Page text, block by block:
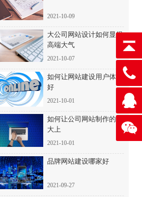
2021-10-09
大公司网站设计如何显得
高端大气
2021-10-07
如何让网站建设用户体验
好
2021-10-01
如何让公司网站制作的高
大上
2021-10-01
品牌网站建设哪家好
2021-09-27